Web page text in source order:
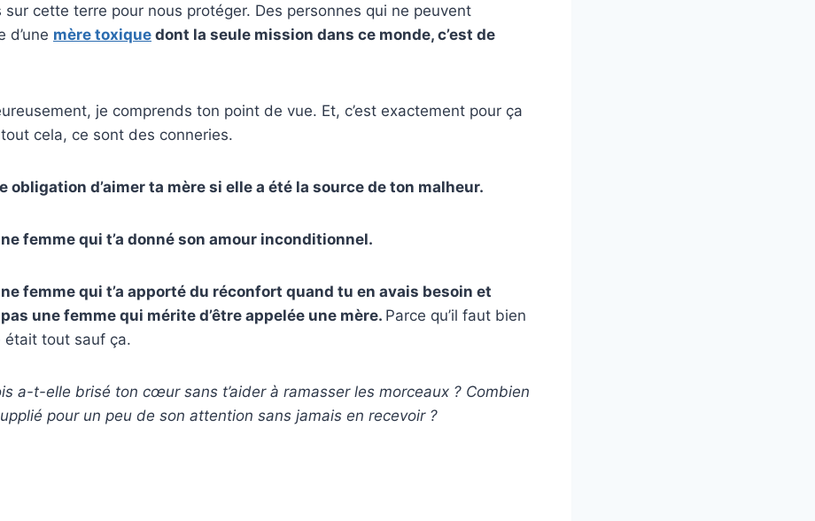
sur cette terre pour nous protéger. Des personnes qui ne peuvent
d’une mère toxique dont la seule mission dans ce monde, c’est de
je comprends ton point de vue. Et, c’est exactement pour ça
cela, ce sont des conneries.
obligation d’aimer ta mère si elle a été la source de ton malheur.
femme qui t’a donné son amour inconditionnel.
femme qui t’a apporté du réconfort quand tu en avais besoin et
une femme qui mérite d’être appelée une mère. Parce qu’il faut bien
était tout sauf ça.
a-t-elle brisé ton cœur sans t’aider à ramasser les morceaux ? Combien
pour un peu de son attention sans jamais en recevoir ?